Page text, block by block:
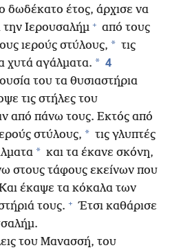
δωδέκατο έτος, άρχισε να
την Ιερουσαλήμ + από τους
ιερούς στύλους, * τις
χυτά αγάλματα. * 4
του τα θυσιαστήρια
τις στήλες του
από πάνω τους. Εκτός από
στύλους, * τις γλυπτές
* και τα έκανε σκόνη,
στους τάφους εκείνων που
έκαψε τα κόκαλα των
τους. + Έτσι καθάρισε
του Μανασσή, του